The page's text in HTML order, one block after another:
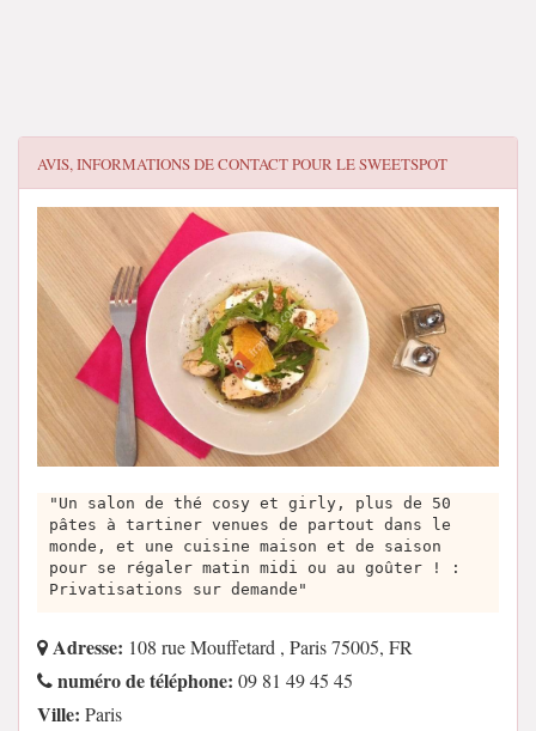
AVIS, INFORMATIONS DE CONTACT POURLE SWEETSPOT
"Un salon de thé cosy et girly, plus de 50
pâtes à tartiner venues de partout dans le
monde, et une cuisine maison et de saison
pour se régaler matin midi ou au goûter ! :
Privatisations sur demande"
Adresse: 108 rue Mouffetard , Paris 75005, FR
numéro de téléphone: 09 81 49 45 45
Ville: Paris